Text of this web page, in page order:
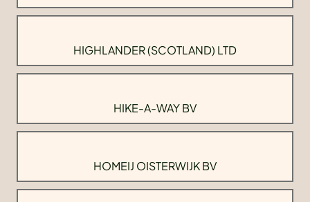
HIGHLANDER (SCOTLAND) LTD
HIKE-A-WAY BV
HOMEIJ OISTERWIJK BV